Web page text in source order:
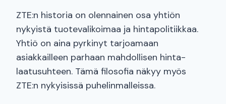
ZTE:n historia on olennainen osa yhtiön
nykyistä tuotevalikoimaa ja hintapolitiikkaa.
Yhtiö on aina pyrkinyt tarjoamaan
asiakkailleen parhaan mahdollisen hinta-
laatusuhteen. Tämä filosofia näkyy myös
ZTE:n nykyisissä puhelinmalleissa.